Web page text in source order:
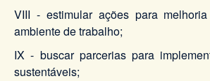
VIII - estimular ações para
ambiente de trabalho;
IX - buscar parcerias para
sustentáveis;